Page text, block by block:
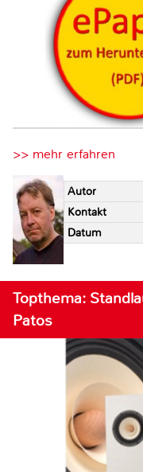
>> mehr erfahren
Autor
Kontakt
Datum
Topthema:
Patos